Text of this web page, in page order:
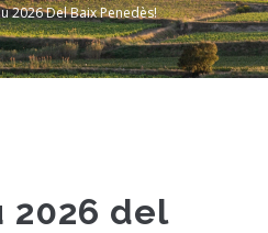
2026 Del Baix Penedès!
2026 del